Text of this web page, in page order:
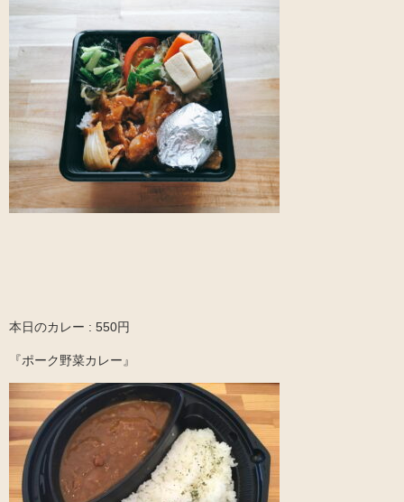
本日のカレー : 550円
『ポーク野菜カレー』